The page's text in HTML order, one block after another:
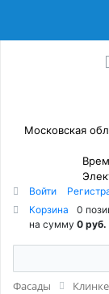
Московская
Войти
Корзина
0
на сумму 0 руб.
Фасады